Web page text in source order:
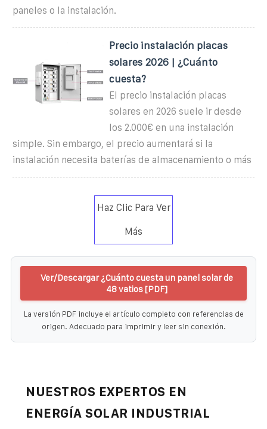
paneles o la instalación.
Precio instalación placas
solares 2026 | ¿Cuánto
cuesta?
El precio instalación placas
solares en 2026 suele ir desde
los 2.000€ en una instalación
simple. Sin embargo, el precio aumentará si la
instalación necesita baterías de almacenamiento o más
Haz Clic Para Ver
Más
Ver/Descargar ¿Cuánto cuesta un panel solar de
48 vatios [PDF]
La versión PDF incluye el artículo completo con referencias de
origen. Adecuado para imprimir y leer sin conexión.
NUESTROS EXPERTOS EN
ENERGÍA SOLAR INDUSTRIAL